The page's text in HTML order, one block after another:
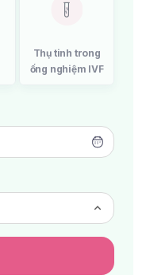
Thụ tinh trong
ống nghiệm IVF